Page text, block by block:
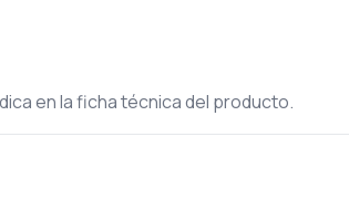
en la ficha técnica del producto.